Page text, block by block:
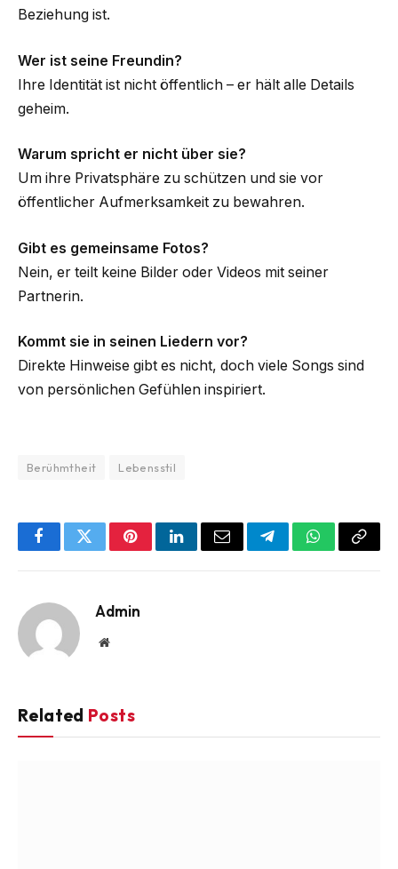
Beziehung ist.
Wer ist seine Freundin?
Ihre Identität ist nicht öffentlich – er hält alle Details
geheim.
Warum spricht er nicht über sie?
Um ihre Privatsphäre zu schützen und sie vor
öffentlicher Aufmerksamkeit zu bewahren.
Gibt es gemeinsame Fotos?
Nein, er teilt keine Bilder oder Videos mit seiner
Partnerin.
Kommt sie in seinen Liedern vor?
Direkte Hinweise gibt es nicht, doch viele Songs sind
von persönlichen Gefühlen inspiriert.
Berühmtheit Lebensstil
FacebookTwitterPinterestLinkedInEmail TelegramWhatsApp
Copy
Admin
Website
Related Posts